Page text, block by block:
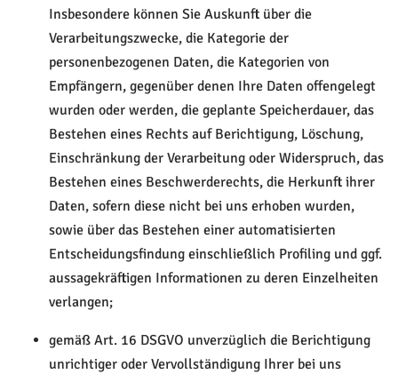
Insbesondere können Sie Auskunft über die
Verarbeitungszwecke, die Kategorie der
personenbezogenen Daten, die Kategorien von
Empfängern, gegenüber denen Ihre Daten offengelegt
wurden oder werden, die geplante Speicherdauer, das
Bestehen eines Rechts auf Berichtigung, Löschung,
Einschränkung der Verarbeitung oder Widerspruch, das
Bestehen eines Beschwerderechts, die Herkunft ihrer
Daten, sofern diese nicht bei uns erhoben wurden,
sowie über das Bestehen einer automatisierten
Entscheidungsfindung einschließlich Profiling und ggf.
aussagekräftigen Informationen zu deren Einzelheiten
verlangen;
gemäß Art. 16 DSGVO unverzüglich die Berichtigung
unrichtiger oder Vervollständigung Ihrer bei uns